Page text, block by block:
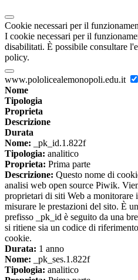
Cookie necessari per il
I cookie necessari per il
disabilitati. È possibile consultare
policy.
www.pololicealemonopoli.edu.it
Nome
Tipologia
Proprieta
Descrizione
Durata
Nome: _pk_id.1.822f
Tipologia: analitico
Proprieta: Prima parte
Descrizione: Questo nome di
analisi web open source Piwik.
proprietari di siti Web a monitorare
misurare le prestazioni del sito. È
prefisso _pk_id è seguito da una
si ritiene sia un codice di
cookie.
Durata: 1 anno
Nome: _pk_ses.1.822f
Tipologia: analitico